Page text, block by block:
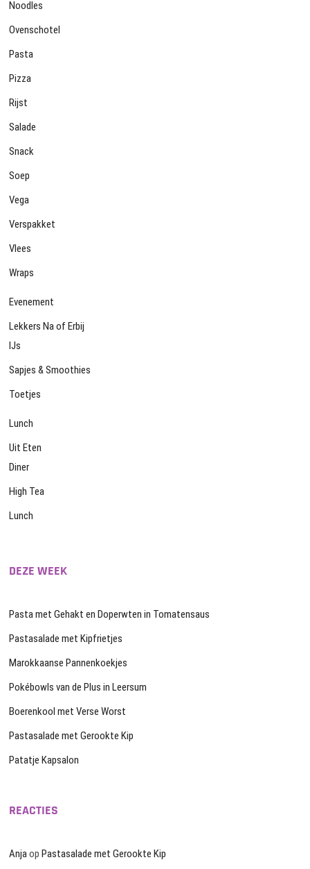
Noodles
Ovenschotel
Pasta
Pizza
Rijst
Salade
Snack
Soep
Vega
Verspakket
Vlees
Wraps
Evenement
Lekkers Na of Erbij
IJs
Sapjes & Smoothies
Toetjes
Lunch
Uit Eten
Diner
High Tea
Lunch
DEZE WEEK
Pasta met Gehakt en Doperwten in Tomatensaus
Pastasalade met Kipfrietjes
Marokkaanse Pannenkoekjes
Pokébowls van de Plus in Leersum
Boerenkool met Verse Worst
Pastasalade met Gerookte Kip
Patatje Kapsalon
REACTIES
AnjaopPastasalade met Gerookte Kip